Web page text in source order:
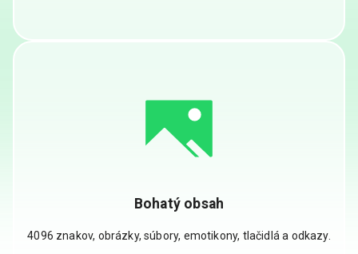
Bohatý obsah
4096 znakov, obrázky, súbory, emotikony, tlačidlá a odkazy.